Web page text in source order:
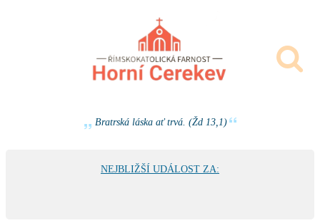
Bratrská láska ať trvá. (Žd 13,1)
NEJBLIŽŠÍ UDÁLOST ZA: